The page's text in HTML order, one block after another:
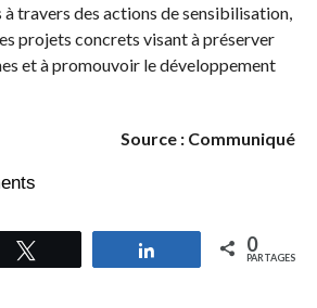
travers des actions de sensibilisation,
projets concrets visant à préserver
et à promouvoir le développement
Source : Communiqué
Partagez 0
PARTAGES